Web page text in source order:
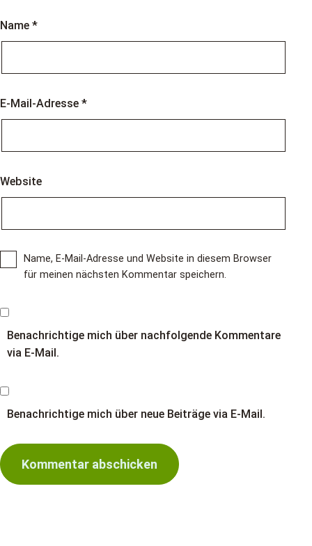
Name *
E-Mail-Adresse *
Website
Name, E-Mail-Adresse und Website in diesem Browser
für meinen nächsten Kommentar speichern.
Benachrichtige mich über nachfolgende Kommentare
via E-Mail.
Benachrichtige mich über neue Beiträge via E-Mail.